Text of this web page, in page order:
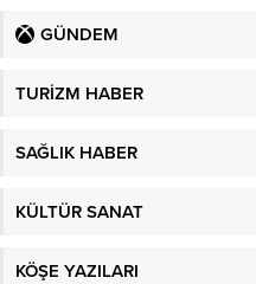
GÜNDEM
TURİZM HABER
SAĞLIK HABER
KÜLTÜR SANAT
KÖŞE YAZILARI